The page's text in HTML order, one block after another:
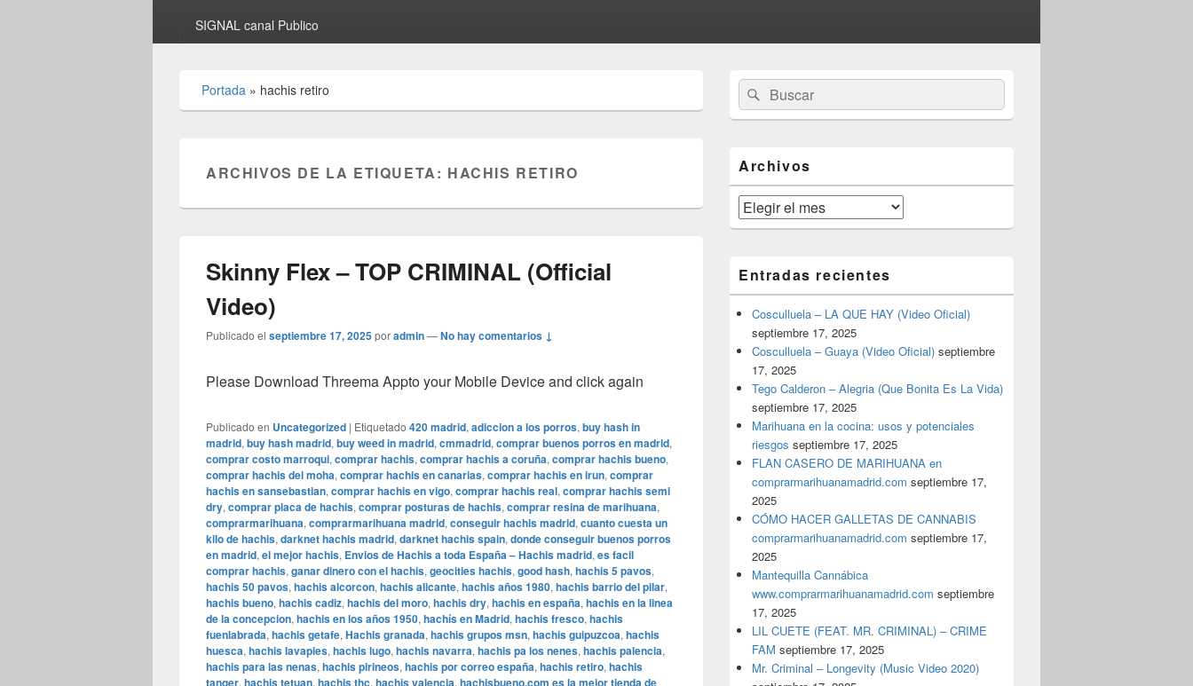
SIGNAL canal Publico
Portada » hachis retiro
ARCHIVOS DE LA ETIQUETA: HACHIS RETIRO
Skinny Flex – TOP CRIMINAL (Official
Video)
Publicado el septiembre 17, 2025poradmin—No hay comentarios ↓
Please Download Threema Appto your Mobile Device and click again
Publicado en Uncategorized | Etiquetado 420 madrid, adiccion a los porros, buy hash in
madrid, buy hash madrid, buy weed in madrid, cmmadrid, comprar buenos porros en madrid,
comprar costo marroqui, comprar hachis, comprar hachis a coruña, comprar hachis bueno,
comprar hachis del moha, comprar hachis en canarias, comprar hachis en irun, comprar
hachis en sansebastian, comprar hachis en vigo, comprar hachis real, comprar hachis semi
dry, comprar placa de hachis, comprar posturas de hachis, comprar resina de marihuana,
comprarmarihuana, comprarmarihuana madrid, conseguir hachis madrid, cuanto cuesta un
kilo de hachis, darknet hachis madrid, darknet hachis spain, donde conseguir buenos porros
en madrid, el mejor hachis, Envios de Hachis a toda España – Hachis madrid, es facil
comprar hachis, ganar dinero con el hachis, geocities hachis, good hash, hachis 5 pavos,
hachis 50 pavos, hachis alcorcon, hachis alicante, hachis años 1980, hachis barrio del pilar,
hachis bueno, hachis cadiz, hachis del moro, hachis dry, hachis en españa, hachis en la linea
de la concepcion, hachis en los años 1950, hachís en Madrid, hachis fresco, hachis
fuenlabrada, hachis getafe, Hachis granada, hachis grupos msn, hachis guipuzcoa, hachis
huesca, hachis lavapies, hachis lugo, hachis navarra, hachis pa los nenes, hachis palencia,
hachis para las nenas, hachis pirineos, hachis por correo españa, hachis retiro, hachis
tanger, hachis tetuan, hachis thc, hachis valencia, hachisbueno.com es la mejor tienda de
área
de
widget
lateral
primaria
Buscar
por:
Buscar
Archivos
Archivos
Entradas recientes
Cosculluela – LA QUE HAY (Video Oficial)
septiembre 17, 2025
Cosculluela – Guaya (Video Oficial) septiembre
17, 2025
Tego Calderon – Alegria (Que Bonita Es La Vida)
septiembre 17, 2025
Marihuana en la cocina: usos y potenciales
riesgos septiembre 17, 2025
FLAN CASERO DE MARIHUANA en
comprarmarihuanamadrid.com septiembre 17,
2025
CÓMO HACER GALLETAS DE CANNABIS
comprarmarihuanamadrid.com septiembre 17,
2025
Mantequilla Cannábica
www.comprarmarihuanamadrid.com septiembre
17, 2025
LIL CUETE (FEAT. MR. CRIMINAL) – CRIME
FAM septiembre 17, 2025
Mr. Criminal – Longevity (Music Video 2020)